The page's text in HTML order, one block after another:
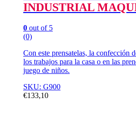
INDUSTRIAL
0 out of 5
(0)
Con este prensatelas, la confección
los trabajos para la casa o en las
juego de niños.
SKU: G900
€133,10